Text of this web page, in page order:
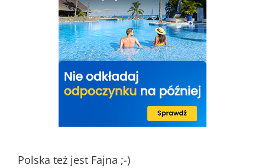
Polska też jest Fajna ;-)